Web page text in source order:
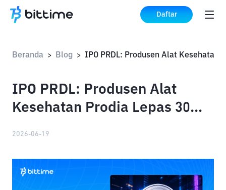
Daftar
Beranda > Blog >
IPO PRDL: Produsen Alat
Kesehatan Prodia Lepas 30%
2026-06-19